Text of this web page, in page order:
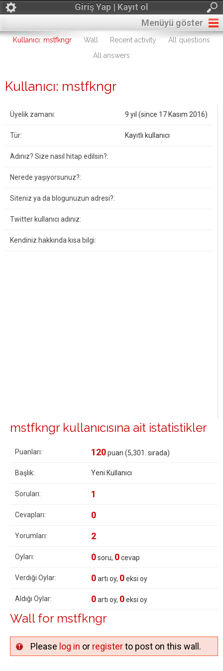
Giriş Yap | Kayıt ol
Menüyü göster
Kullanıcı: mstfkngr Wall Recent activity
All questions
All answers
Kullanıcı: mstfkngr
Üyelik zamanı: 9 yıl (since 17 Kasım 2016)
Tür: Kayıtlı kullanıcı
Adınız? Size nasıl hitap edilsin?:
Nerede yaşıyorsunuz?:
Siteniz ya da blogunuzun adresi?:
Twitter kullanıcı adınız:
Kendiniz hakkında kısa bilgi:
mstfkngr kullanıcısına ait istatistikler
Puanları: 120puan (5,301 . sırada)
Başlık: Yeni Kullanıcı
Soruları: 1
Cevapları: 0
Yorumları: 2
Oyları: 0soru, 0cevap
Verdiği Oylar: 0artı oy, 0eksi oy
Aldığı Oylar: 0artı oy, 0eksi oy
Wall for mstfkngr
Please log in or registerto post on this wall.